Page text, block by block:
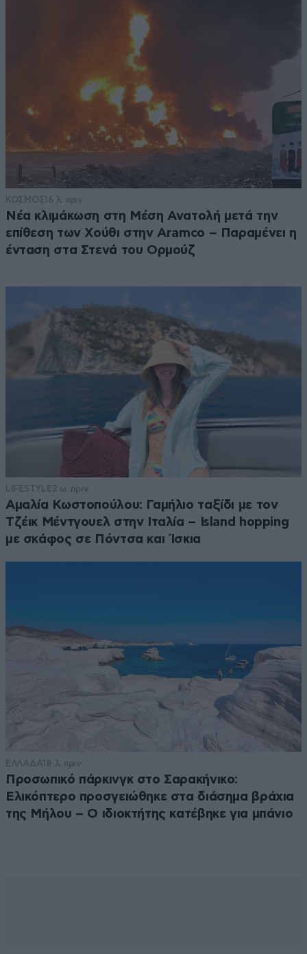
ΚΟΣΜΟΣ16 λ. πριν
Νέα κλιμάκωση στη Μέση Ανατολή μετά την
επίθεση των Χούθι στην Aramco – Παραμένει η
ένταση στα Στενά του Ορμούζ
LIFESTYLE 2 ω. πριν
Αμαλία Κωστοπούλου: Γαμήλιο ταξίδι με τον
Τζέικ Μέντγουελ στην Ιταλία – Island hopping
με σκάφος σε Πόντσα και Ίσκια
ΕΛΛΑΔΑ18 λ. πριν
Προσωπικό πάρκινγκ στο Σαρακήνικο:
Ελικόπτερο προσγειώθηκε στα διάσημα βράχια
της Μήλου – Ο ιδιοκτήτης κατέβηκε για μπάνιο